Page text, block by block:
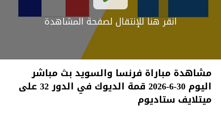
انقر هنا للإنتقال لصفحة المشاهدة
مشاهدة مباراة فرنسا والسويد بث مباشر
اليوم 30-6-2026 قمة الديوك في الدور 32 على
ميتلايف ستاديوم